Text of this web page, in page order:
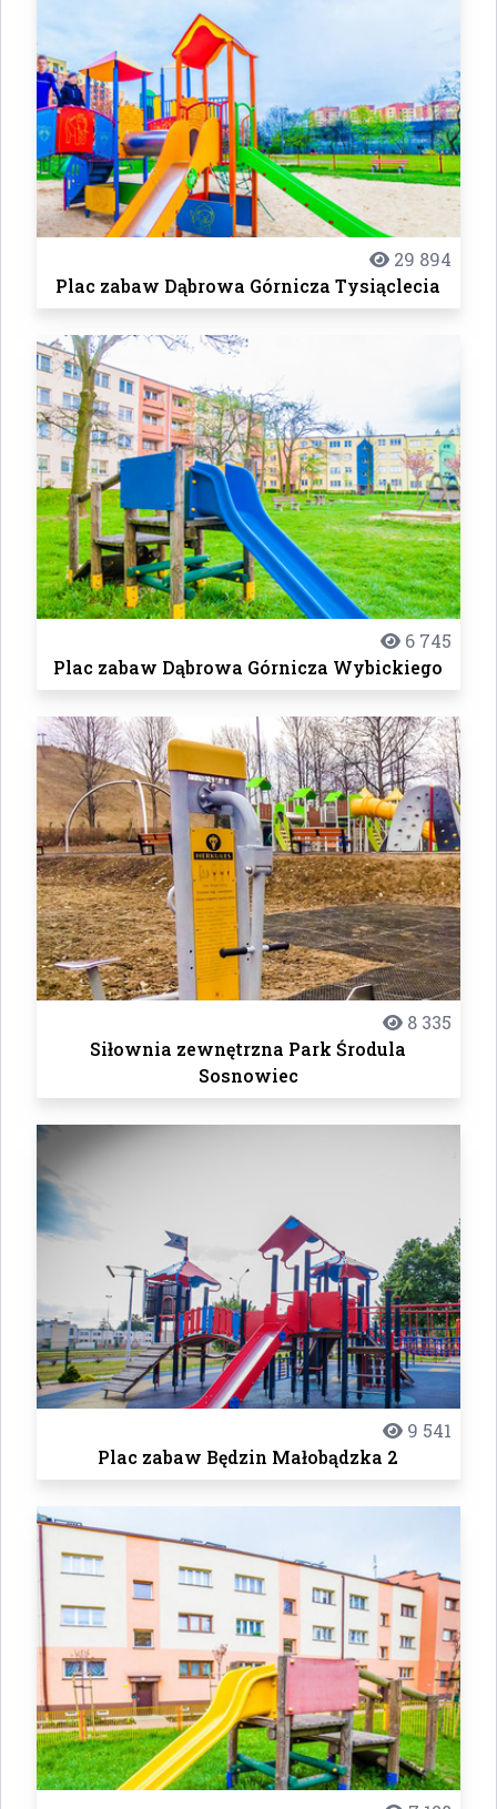
29 894
Plac zabaw Dąbrowa Górnicza Tysiąclecia
6 745
Plac zabaw Dąbrowa Górnicza Wybickiego
8 335
Siłownia zewnętrzna Park Środula
Sosnowiec
9 541
Plac zabaw Będzin Małobądzka 2